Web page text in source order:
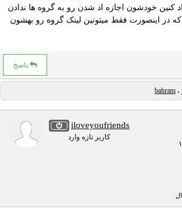
کنین خودشون اجازه اد شدن رو به گروه ها ندادن
در اینصورت فقط میتونین لینک گروه رو بهشون
پاسخ
، bahram
iloveyoufriends
کاربر تازه وارد